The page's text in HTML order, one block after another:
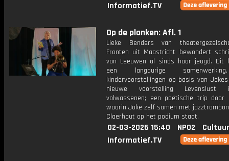
Informatief.TV
Op de planken: Afl. 1
Lieke Benders van
Fronten uit Maastricht bewondert
van Leeuwen al sinds haar jeugd. Dit
een langdurige
kindervoorstellingen op basis van
nieuwe voorstelling
volwassenen; een poëtische trip door
waarin Joke zelf samen met
Claerhout op het podium staat.
02-03-2026 15:40 NPO2
Informatief.TV